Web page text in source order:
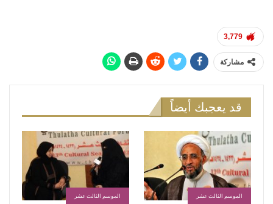
3,779
مشاركة
قد يعجبك أيضاً
الموسم الثالث عشر الموسم الثالث عشر